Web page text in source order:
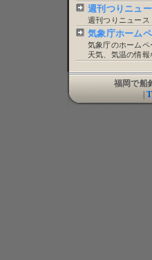
週刊つりニュ
週刊つりニュース
気象庁ホーム
気象庁のホームペ
天気、気温の情報
福岡で船
|